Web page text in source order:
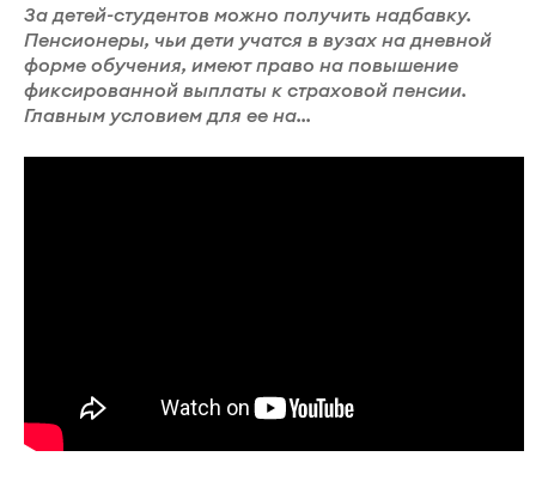
За детей-студентов можно получить надбавку.
Пенсионеры, чьи дети учатся в вузах на дневной
форме обучения, имеют право на повышение
фиксированной выплаты к страховой пенсии.
Главным условием для ее на...